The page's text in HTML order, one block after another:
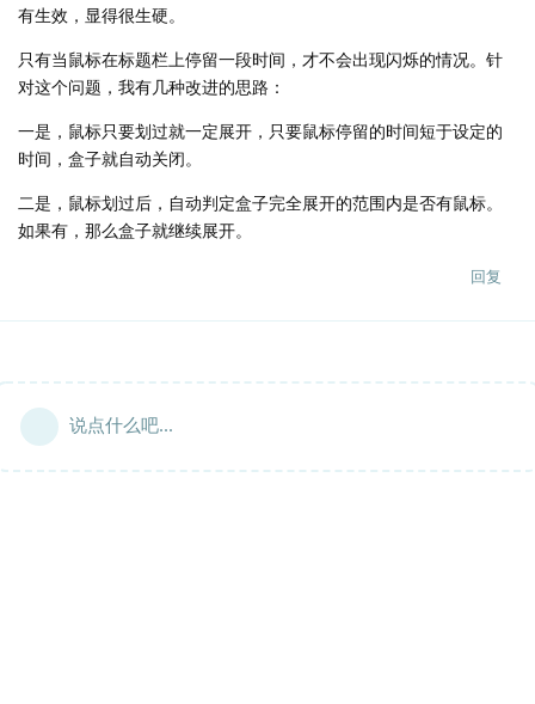
有生效，显得很生硬。
只有当鼠标在标题栏上停留一段时间，才不会出现闪烁的情况。针
对这个问题，我有几种改进的思路：
一是，鼠标只要划过就一定展开，只要鼠标停留的时间短于设定的
时间，盒子就自动关闭。
二是，鼠标划过后，自动判定盒子完全展开的范围内是否有鼠标。
如果有，那么盒子就继续展开。
回复
说点什么吧...